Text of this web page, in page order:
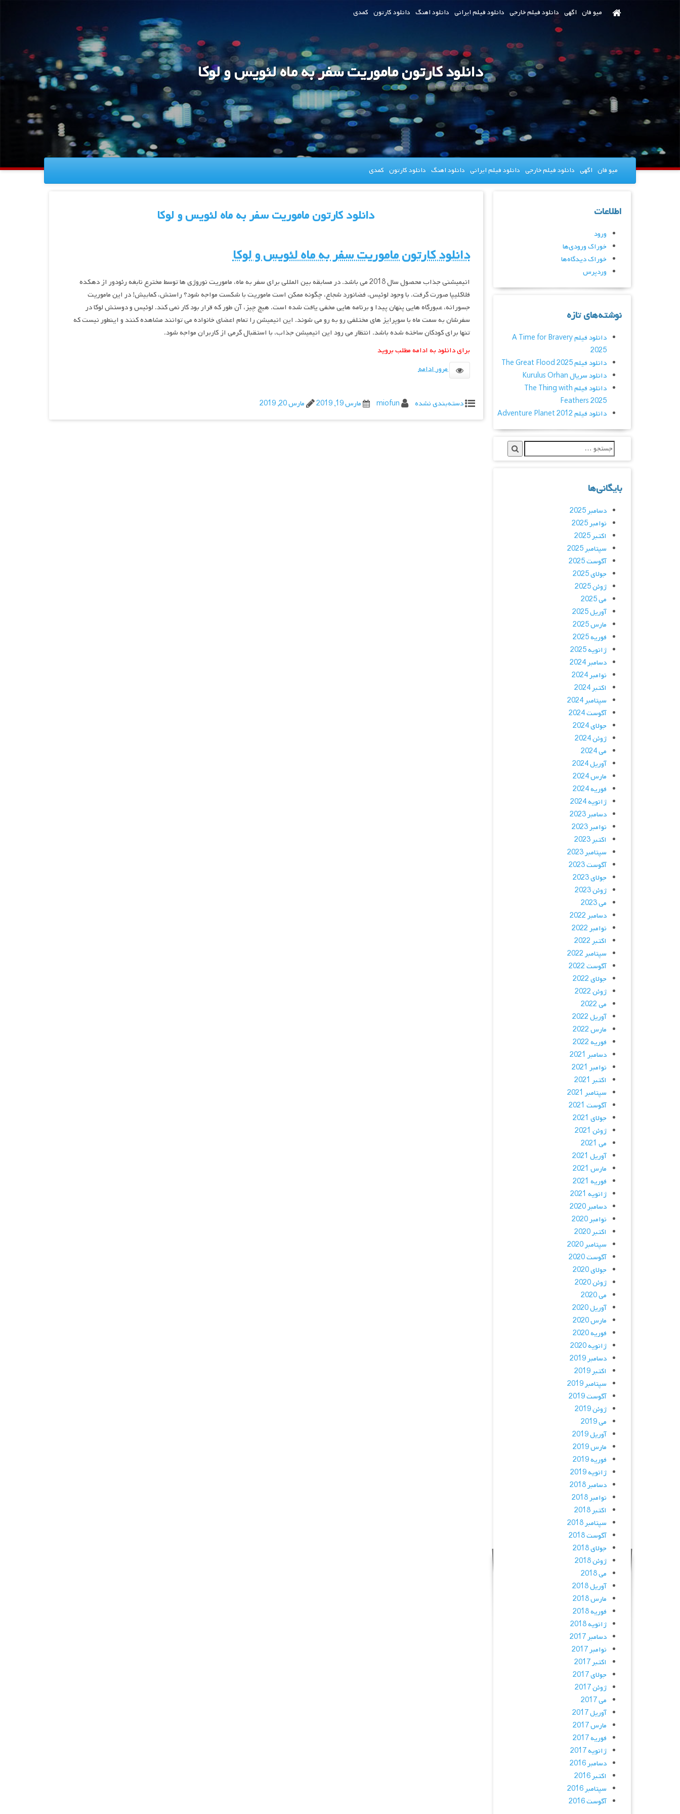
میو فان اگهی دانلود فیلم خارجی دانلود فیلم ایرانی دانلود اهنگ دانلود کارتون کمدی
دانلود کارتون ماموریت سفر به ماه لئویس و لوکا
میو فان اگهی دانلود فیلم خارجی دانلود فیلم ایرانی دانلود اهنگ دانلود کارتون کمدی
دانلود کارتون ماموریت سفر به ماه لئویس و لوکا
دانلود کارتون ماموریت سفر به ماه لئویس و لوکا
انیمیشنی جذاب محصول سال 2018 می باشد. در مسابقه بین المللی برای سفر به ماه، ماموریت نوروژی ها توسط مخترع نابغه رئودور از دهکده
فلاکلیپا صورت گرفت. با وجود لوئیس، فضانورد شجاع، چگونه ممکن است ماموریت با شکست مواجه شود؟ راستش، کمابیش! در این ماموریت
جسورانه، عبورگاه هایی پنهان پیدا و برنامه هایی مخفی یافت شده است. هیچ چیز، آن طور که قرار بود کار نمی کند. لوئیس و دوستش لوکا در
سفرشان به سمت ماه با سوپرایز های مختلفی رو به رو می شوند. این انیمیشن را تمام اعضای خانواده می توانند مشاهده کنند و اینطور نیست که
تنها برای کودکان ساخته شده باشد. انتظار می رود این انیمیشن جذاب، با استقبال گرمی از کاربران مواجه شود.
برای دانلود به ادامه مطلب بروید
مرور ادامه
دسته‌بندی نشده miofun مارس 19, 2019 مارس 20, 2019
اطلاعات
ورود
خوراک ورودی‌ها
خوراک دیدگاه‌ها
وردپرس
نوشته‌های تازه
دانلود فیلم A Time for Bravery
2025
دانلود فیلم The Great Flood 2025
دانلود سریال Kurulus Orhan
دانلود فیلم The Thing with
Feathers 2025
دانلود فیلم Adventure Planet 2012
بایگانی‌ها
دسامبر 2025
نوامبر 2025
اکتبر 2025
سپتامبر 2025
آگوست 2025
جولای 2025
ژوئن 2025
می 2025
آوریل 2025
مارس 2025
فوریه 2025
ژانویه 2025
دسامبر 2024
نوامبر 2024
اکتبر 2024
سپتامبر 2024
آگوست 2024
جولای 2024
ژوئن 2024
می 2024
آوریل 2024
مارس 2024
فوریه 2024
ژانویه 2024
دسامبر 2023
نوامبر 2023
اکتبر 2023
سپتامبر 2023
آگوست 2023
جولای 2023
ژوئن 2023
می 2023
دسامبر 2022
نوامبر 2022
اکتبر 2022
سپتامبر 2022
آگوست 2022
جولای 2022
ژوئن 2022
می 2022
آوریل 2022
مارس 2022
فوریه 2022
دسامبر 2021
نوامبر 2021
اکتبر 2021
سپتامبر 2021
آگوست 2021
جولای 2021
ژوئن 2021
می 2021
آوریل 2021
مارس 2021
فوریه 2021
ژانویه 2021
دسامبر 2020
نوامبر 2020
اکتبر 2020
سپتامبر 2020
آگوست 2020
جولای 2020
ژوئن 2020
می 2020
آوریل 2020
مارس 2020
فوریه 2020
ژانویه 2020
دسامبر 2019
اکتبر 2019
سپتامبر 2019
آگوست 2019
ژوئن 2019
می 2019
آوریل 2019
مارس 2019
فوریه 2019
ژانویه 2019
دسامبر 2018
نوامبر 2018
اکتبر 2018
سپتامبر 2018
آگوست 2018
جولای 2018
ژوئن 2018
می 2018
آوریل 2018
مارس 2018
فوریه 2018
ژانویه 2018
دسامبر 2017
نوامبر 2017
اکتبر 2017
جولای 2017
ژوئن 2017
می 2017
آوریل 2017
مارس 2017
فوریه 2017
ژانویه 2017
دسامبر 2016
اکتبر 2016
سپتامبر 2016
آگوست 2016